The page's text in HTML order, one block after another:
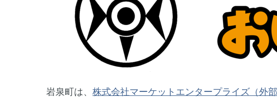
岩泉町は、 株式会社マーケットエンタープライズ（外部